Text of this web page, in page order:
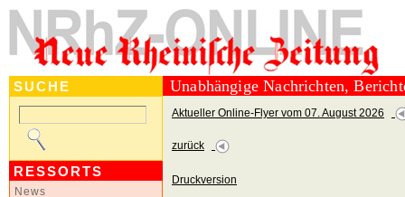
SUCHE
RESSORTS
News
Unabhängige Nachrichten,
Aktueller Online-Flyer vom 07. August 2026
zurück
Druckversion